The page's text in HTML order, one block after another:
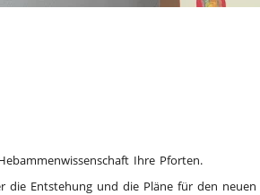
Ihre Pforten.
Entstehung und die Pläne für den neuen